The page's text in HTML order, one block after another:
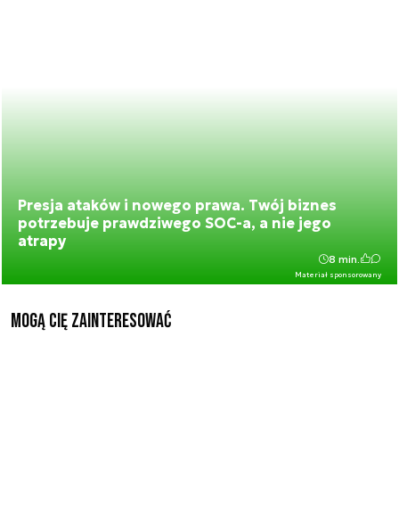
Presja ataków i nowego prawa. Twój biznes
potrzebuje prawdziwego SOC-a, a nie jego
atrapy
Materiał sponsorowany
8 min.
Mogą Cię zainteresować